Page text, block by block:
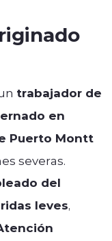
trabajador de
en
Puerto Montt
severas.
del
leves,